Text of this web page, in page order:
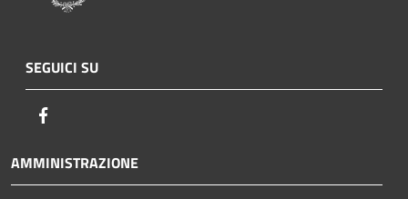
SEGUICI SU
AMMINISTRAZIONE